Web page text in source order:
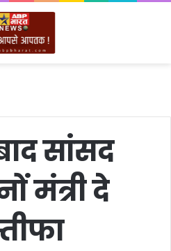
सांसद
मंत्री दे